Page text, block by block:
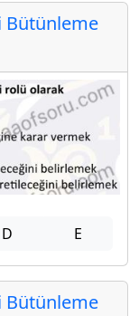
Bütünleme
D E
Bütünleme